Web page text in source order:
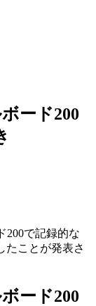
ード200
200で記録的な
たことが発表さ
ード200